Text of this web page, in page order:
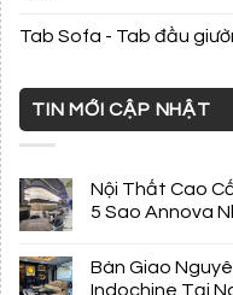
Tab Sofa - Tab đầu
TIN MỚI CẬP NHẬT
Nội Thất Cao
5 Sao Annova
Bàn Giao
Indochine Tại